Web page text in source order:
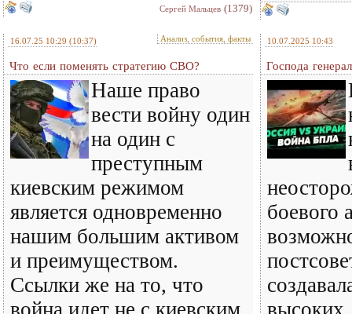
Сергей Мальцев (1379)
16.07.25 10:29 (10:37) Анализ, события, факты
Что если поменять стратегию СВО?
Наше право
вести войну один
на один с
преступным
киевским режимом
является одновременно
нашим большим активом
и преимуществом.
Ссылки же на то, что
война идет не с киевским
10.07.2025 10:43
Господа
боевого
высоких